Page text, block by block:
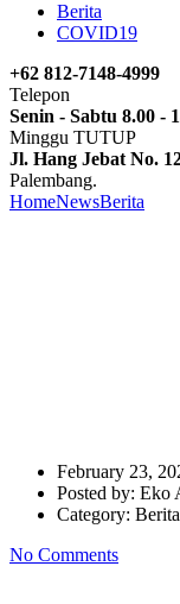
Berita
COVID19
+62 812-7148-4999
Telepon
Senin - Sabtu 8.00 -
Minggu TUTUP
Jl. Hang Jebat No.
Palembang.
HomeNewsBerita
February 23,
Posted by: Eko
Category: Berita
No Comments